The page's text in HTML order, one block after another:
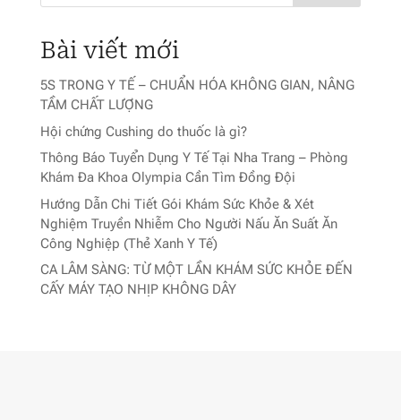
Bài viết mới
5S TRONG Y TẾ – CHUẨN HÓA KHÔNG GIAN, NÂNG
TẦM CHẤT LƯỢNG
Hội chứng Cushing do thuốc là gì?
Thông Báo Tuyển Dụng Y Tế Tại Nha Trang – Phòng
Khám Đa Khoa Olympia Cần Tìm Đồng Đội
Hướng Dẫn Chi Tiết Gói Khám Sức Khỏe & Xét
Nghiệm Truyền Nhiễm Cho Người Nấu Ăn Suất Ăn
Công Nghiệp (Thẻ Xanh Y Tế)
CA LÂM SÀNG: TỪ MỘT LẦN KHÁM SỨC KHỎE ĐẾN
CẤY MÁY TẠO NHỊP KHÔNG DÂY